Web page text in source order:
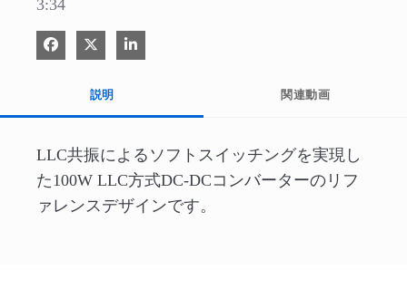
3:34
Facebook で共有
Xで共有する
LinkedIn で共有
説明 関連動画
LLC共振によるソフトスイッチングを実現し
た100W LLC方式DC-DCコンバーターのリフ
ァレンスデザインです。